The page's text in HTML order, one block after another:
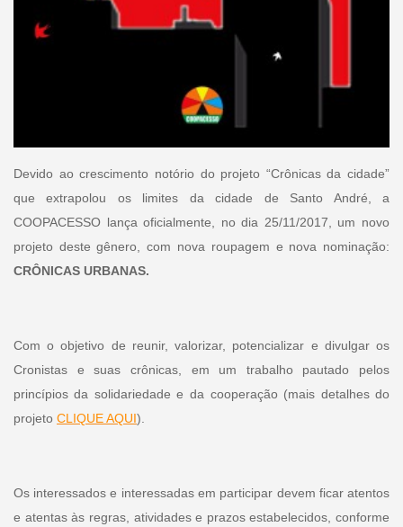
Devido ao crescimento notório do projeto “Crônicas da cidade”
que extrapolou os limites da cidade de Santo André, a
COOPACESSO lança oficialmente, no dia 25/11/2017, um novo
projeto deste gênero, com nova roupagem e nova nominação:
CRÔNICAS URBANAS.
Com o objetivo de reunir, valorizar, potencializar e divulgar os
Cronistas e suas crônicas, em um trabalho pautado pelos
princípios da solidariedade e da cooperação (mais detalhes do
projeto CLIQUE AQUI).
Os interessados e interessadas em participar devem ficar atentos
e atentas às regras, atividades e prazos estabelecidos, conforme